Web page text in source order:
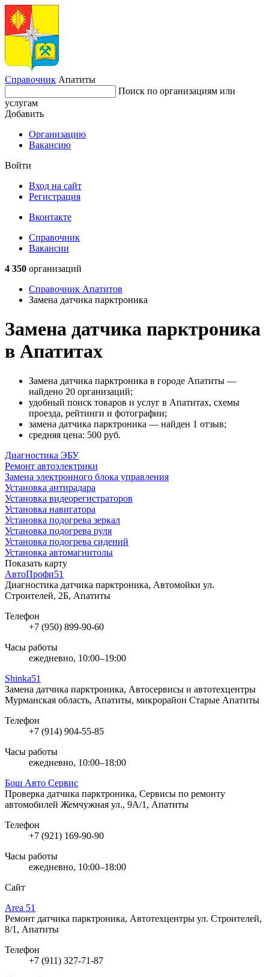
Справочник Апатиты
Поиск по организациям или
услугам
Добавить
Организацию
Вакансию
Войти
Вход на сайт
Регистрация
Вконтакте
Справочник
Вакансии
4 350 организаций
Справочник Апатитов
Замена датчика парктроника
Замена датчика парктроника
в Апатитах
Замена датчика парктроника в городе Апатиты —
найдено 20 организаций;
удобный поиск товаров и услуг в Апатитах, схемы
проезда, рейтинги и фотографии;
замена датчика парктроника — найден 1 отзыв;
cредняя цена: 500 руб.
Диагностика ЭБУ
Ремонт автоэлектрики
Замена электронного блока управления
Установка антирадара
Установка видеорегистраторов
Установка навигатора
Установка подогрева зеркал
Установка подогрева руля
Установка подогрева сидений
Установка автомагнитолы
Показать карту
АвтоПрофи51
Диагностика датчика парктроника, Автомойки ул.
Строителей, 2Б, Апатиты
Телефон
+7 (950) 899-90-60
Часы работы
ежедневно, 10:00–19:00
Shinka51
Замена датчика парктроника, Автосервисы и автотехцентры
Мурманская область, Апатиты, микрорайон Старые Апатиты
Телефон
+7 (914) 904-55-85
Часы работы
ежедневно, 10:00–18:00
Бош Авто Сервис
Проверка датчика парктроника, Сервисы по ремонту
автомобилей Жемчужная ул., 9А/1, Апатиты
Телефон
+7 (921) 169-90-90
Часы работы
ежедневно, 10:00–18:00
Сайт
Area 51
Ремонт датчика парктроника, Автотехцентры ул. Строителей,
8/1, Апатиты
Телефон
+7 (911) 327-71-87